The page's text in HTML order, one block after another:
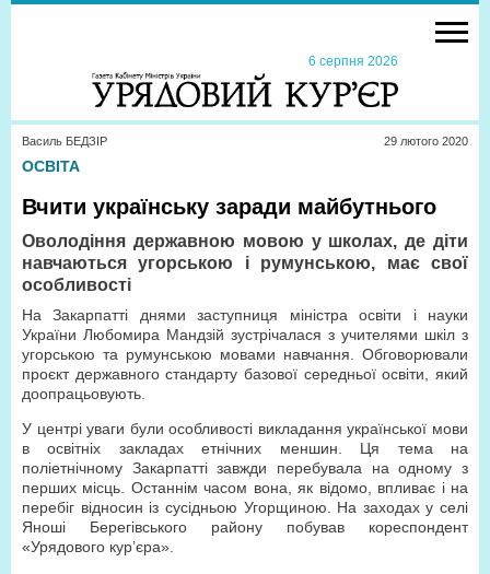
6 серпня 2026
Василь БЕДЗІР 29 лютого 2020
ОСВІТА
Вчити українську заради майбутнього
Оволодіння державною мовою у школах, де діти
навчаються угорською і румунською, має свої
особливості
На Закарпатті днями заступниця міністра освіти і науки
України Любомира Мандзій зустрічалася з учителями шкіл з
угорською та румунською мовами навчання. Обговорювали
проєкт державного стандарту базової середньої освіти, який
доопрацьовують.
У центрі уваги були особливості викладання української мови
в освітніх закладах етнічних меншин. Ця тема на
поліетнічному Закарпатті завжди перебувала на одному з
перших місць. Останнім часом вона, як відомо, впливає і на
перебіг відносин із сусідньою Угорщиною. На заходах у селі
Яноші Берегівського району побував кореспондент
«Урядового кур’єра».